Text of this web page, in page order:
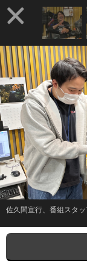
佐久間宣行、番組スタッ